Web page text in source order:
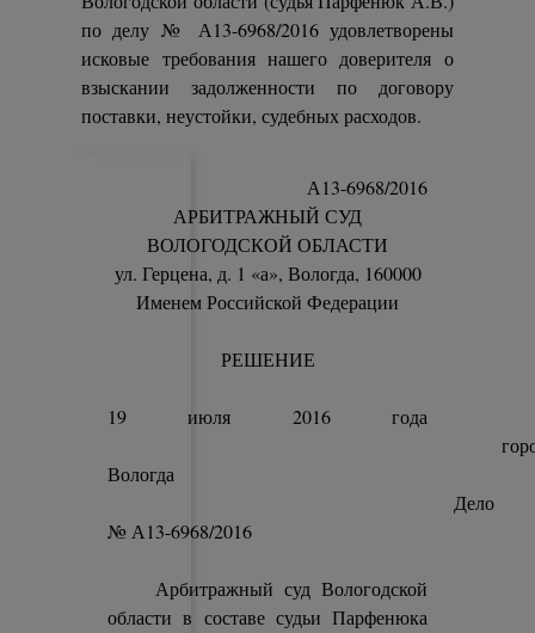
по делу № А13-6968/2016 удовлетворены
исковые требования нашего доверителя о
взыскании задолженности по договору
поставки, неустойки, судебных расходов.
А13-6968/2016
АРБИТРАЖНЫЙ СУД
ВОЛОГОДСКОЙ ОБЛАСТИ
ул. Герцена, д. 1 «а», Вологда, 160000
Именем Российской Федерации
РЕШЕНИЕ
19 июля 2016 года
Вологда
Дело
№ А13-6968/2016
Арбитражный суд Вологодской
области в составе судьи Парфенюка